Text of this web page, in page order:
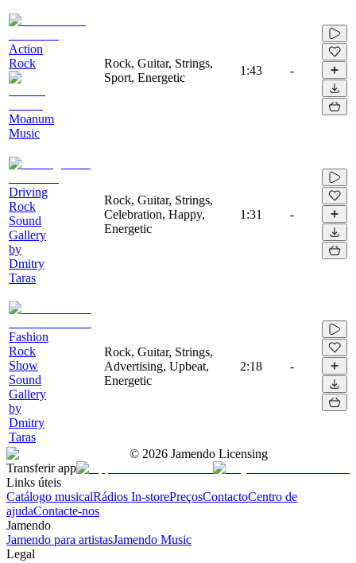
Action
Rock
Moanum
Music
Rock, Guitar, Strings,
Sport, Energetic
1:43 -
Driving
Rock
Sound
Gallery
by
Dmitry
Taras
Rock, Guitar, Strings,
Celebration, Happy,
Energetic
1:31 -
Fashion
Rock
Show
Sound
Gallery
by
Dmitry
Taras
Rock, Guitar, Strings,
Advertising, Upbeat,
Energetic
2:18 -
© 2026 Jamendo Licensing
Transferir app
Links úteis
Catálogo musicalRádios In-storePreçosContactoCentro de
ajudaContacte-nos
Jamendo
Jamendo para artistasJamendo Music
Legal